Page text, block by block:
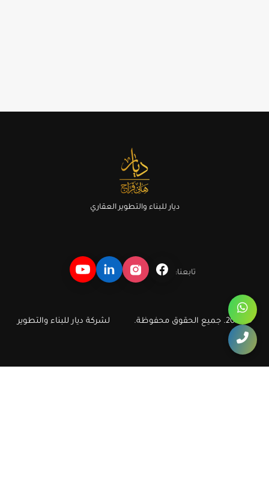
ديار للبناء والتطوير العقاري
تابعنا:
© 2026. جميع الحقوق محفوظة. لشركة ديار للبناء والتطوير